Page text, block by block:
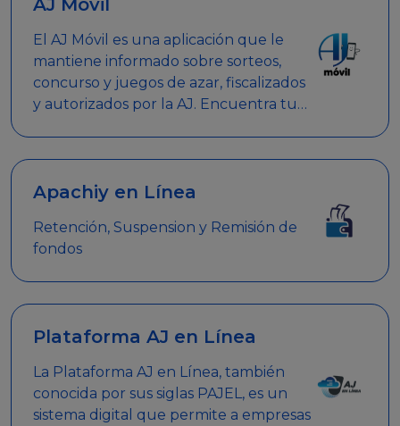
AJ Móvil
El AJ Móvil es una aplicación que le
mantiene informado sobre sorteos,
concurso y juegos de azar, fiscalizados
y autorizados por la AJ. Encuentra tus
clave.
Apachiy en Línea
Retención, Suspension y Remisión de
fondos
Plataforma AJ en Línea
La Plataforma AJ en Línea, también
conocida por sus siglas PAJEL, es un
sistema digital que permite a empresas